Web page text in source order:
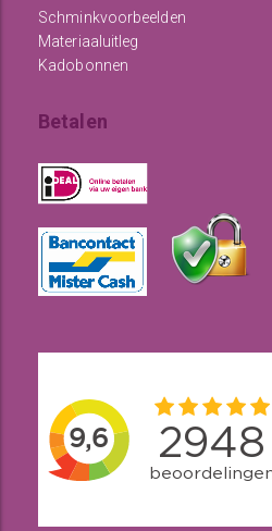
Schminkvoorbeelden
Materiaaluitleg
Kadobonnen
Betalen